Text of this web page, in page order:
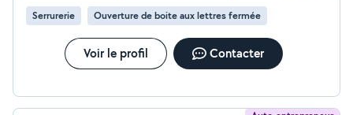
Serrurerie Ouverture de boite aux lettres fermée
Voir le profil Contacter